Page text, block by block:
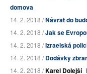
domova
14. 2. 2018 /Návrat do
14. 2. 2018 /Jak se
14. 2. 2018 /Izraelská
14. 2. 2018 /Dodávky
14. 2. 2018 /Karel Dolejší